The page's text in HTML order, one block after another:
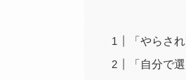
「やらさ
「自分で